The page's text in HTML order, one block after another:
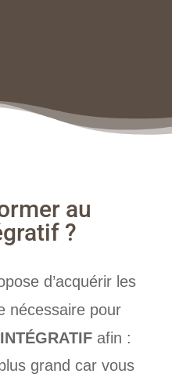
au
?
d’acquérir les
nécessaire pour
afin :
grand car vous